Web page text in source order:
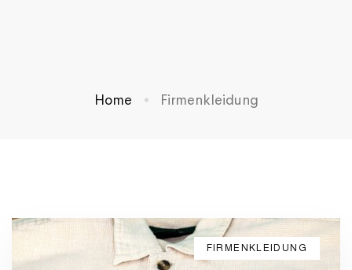
Home Firmenkleidung
FIRMENKLEIDUNG